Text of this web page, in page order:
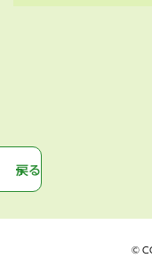
戻る
©